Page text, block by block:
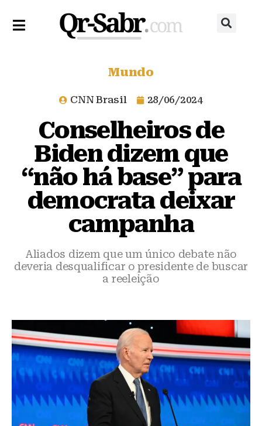
Mundo
CNN Brasil 28/06/2024
Conselheiros de
Biden dizem que
“não há base” para
democrata deixar
campanha
Aliados dizem que um único debate não
deveria desqualificar o presidente de buscar
a reeleição